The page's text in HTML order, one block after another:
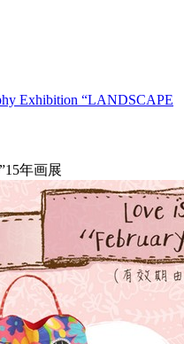
Exhibition “LANDSCAPE
年画展